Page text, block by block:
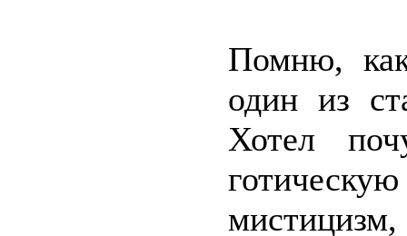
Помню,
один из
Хотел